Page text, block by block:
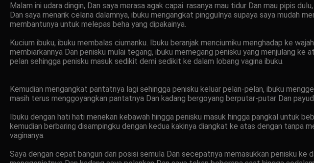
Malam ini udara dingin, Dan saya merasa agak capai. rasanya mau tidur Dan mau pipis
Dan saya menarik celana dalamnya, ibuku mengangkat pinggulnya supaya saya mudah
membantunya untuk melepas beha yang dipakainya.
Kucium ibuku, ibuku membalas ciumanku. Ibuku beranjak menciumiku menghadap ke
membiarkannya Dan penisku mulai tegang, ibuku memegang penisku yang menjulang
pelan sehingga penisku masuk sedikit demi sedikit ke dalam lobang vagina ibuku.
Kemudian mengangkat pantatnya lagi sehingga penisku keluar pelan-pelan, ibuku
masih terus menggoyangkan pantatnya Dan kadang bergoyang berputar-putar Dan
Ibuku dengan hati hati menekan kebawah hingga penisku masuk hingga pangkal untuk
kemudian berbaring disampingku dengan kedua kakinya diangkat ke atas dengan tanpa
vaginanya.
Saya dengan cepat bangun dari posisi semula Dan secepatnya memasukkan penisku ke